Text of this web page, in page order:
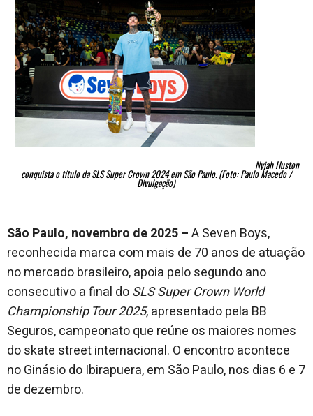
Nyjah Huston
conquista o título da SLS Super Crown 2024 em São Paulo. (Foto: Paulo Macedo /
Divulgação)
São Paulo, novembro de 2025 –A Seven Boys,
reconhecida marca com mais de 70 anos de atuação
no mercado brasileiro, apoia pelo segundo ano
consecutivo a final doSLS Super Crown World
Championship Tour 2025, apresentado pela BB
Seguros, campeonato que reúne os maiores nomes
do skate street internacional. O encontro acontece
no Ginásio do Ibirapuera, em São Paulo, nos dias 6 e 7
de dezembro.